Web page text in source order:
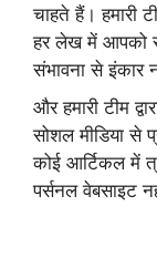
चाहते हैं। हमारी
हर लेख में आपको
संभावना से इंकार
और हमारी टीम
सोशल मीडिया से
कोई आर्टिकल में
पर्सनल वेबसाइट